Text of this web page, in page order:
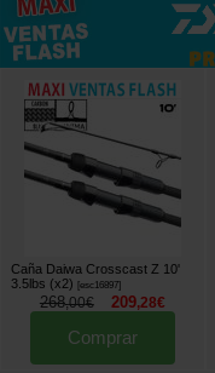
Caña Daiwa Crosscast Z 10'
3.5lbs (x2)
[esc16897]
268,00€ 209,28€
Comprar